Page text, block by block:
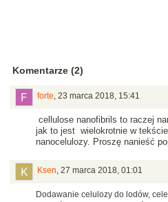
Komentarze (2)
forte, 23 marca 2018, 15:41
cellulose nanofibrils to raczej
jak to jest wielokrotnie w
nanocelulozy. Proszę nanieść
Ksen, 27 marca 2018, 01:01
Dodawanie celulozy do lodów,